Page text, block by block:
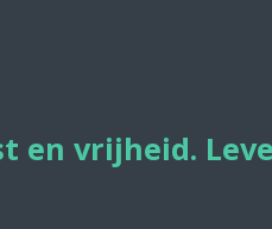
en vrijheid.